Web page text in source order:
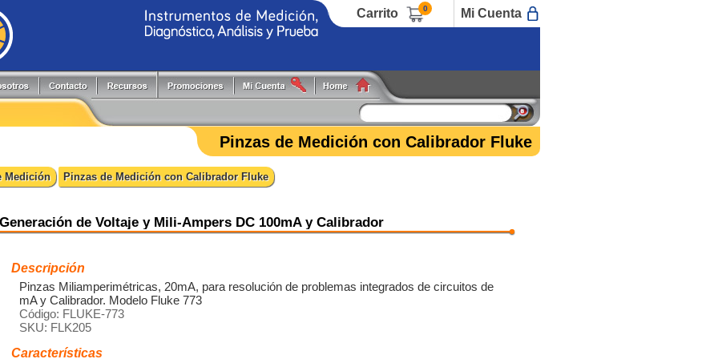
Carrito 0 Mi Cuenta
Generadores de Funciones
Medidores
Pinzas de Medición
Puntas de Prueba
Registradores
Software
FlukeCal
Global Specialties
Pruftechnik
RIGOL
Tektronix
Pinzas de Medición con Calibrador Fluke
Medición Pinzas de Medición con Calibrador Fluke
de Voltaje y Mili-Ampers DC 100mA y Calibrador
Descripción
Pinzas Miliamperimétricas, 20mA, para resolución de problemas integrados de circuitos de
mA y Calibrador. Modelo Fluke 773
Código: FLUKE-773
SKU: FLK205
Características